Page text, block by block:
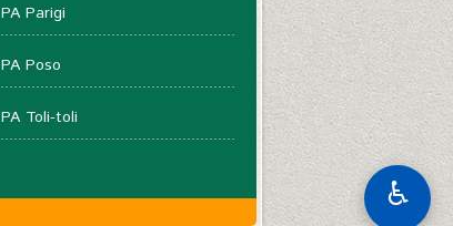
PA Parigi
PA Poso
PA Toli-toli
♿